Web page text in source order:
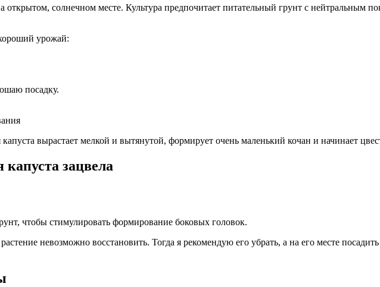
открытом, солнечном месте. Культура предпочитает питательный грунт с нейтральным
урожай:
посадку.
вырастает мелкой и вытянутой, формирует очень маленький кочан и начинает
капуста зацвела
чтобы стимулировать формирование боковых головок.
невозможно восстановить. Тогда я рекомендую его убрать, а на его месте